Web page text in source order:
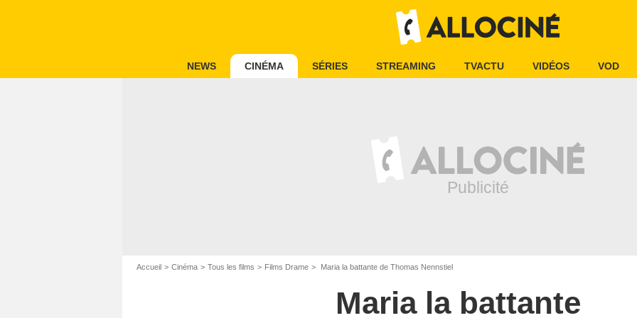
NEWS CINÉMA SÉRIES STREAMING TVACTU VIDÉOS VOD
Accueil Cinéma Tous les films Films Drame Maria la battante de Thomas Nennstiel
Maria la battante